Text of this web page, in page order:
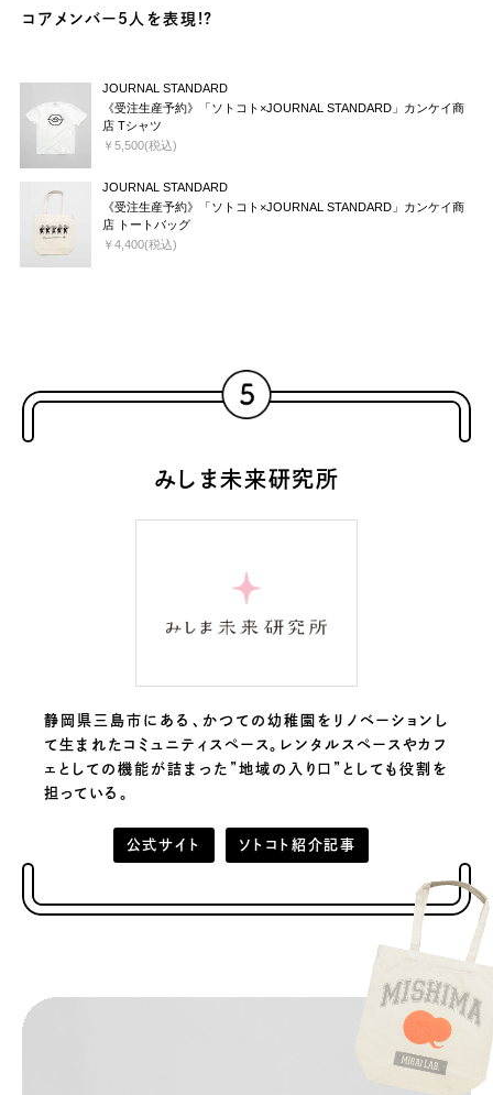
コアメンバー5人を表現!?
JOURNAL STANDARD
《受注生産予約》「ソトコト×JOURNAL STANDARD」カンケイ商
店 Tシャツ
￥5,500(税込)
JOURNAL STANDARD
《受注生産予約》「ソトコト×JOURNAL STANDARD」カンケイ商
店 トートバッグ
￥4,400(税込)
みしま未来研究所
静岡県三島市にある、かつての幼稚園をリノベーションし
て生まれたコミュニティスペース。レンタルスペースやカフ
ェとしての機能が詰まった”地域の入り口”としても役割を
担っている。
公式サイト ソトコト紹介記事